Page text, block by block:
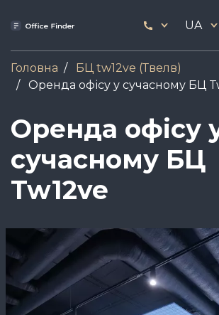
17
UA
Головна
БЦ tw12ve (Твелв)
Оренда офісу у сучасному БЦ
Оренда офісу
сучасному БЦ
Tw12ve
Зображення